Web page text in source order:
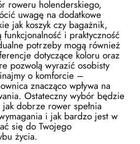
roweru holenderskiego,
uwagę na dodatkowe
jak koszyk czy bagażnik,
funkcjonalność i praktyczność
potrzeby mogą również
dotyczące koloru oraz
pozwolą wyrazić osobisty
o komforcie –
znacząco wpływa na
Ostateczny wybór będzie
jak dobrze rower spełnia
i jak bardzo jest w
się do Twojego
życia.